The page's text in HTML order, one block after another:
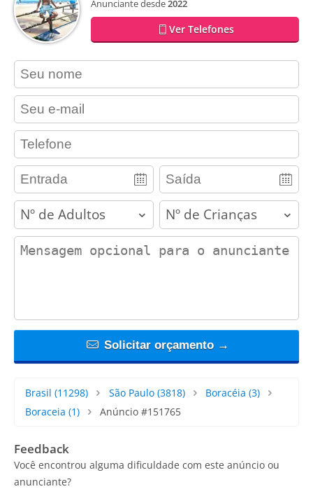
Anunciante desde2022
Ver Telefones
contact_name
contact_email
contact_phone
adults children
contact_message
Solicitar orçamento →
Brasil (11298) São Paulo(3818) Boracéia (3)
Boraceia (1) Anúncio #151765
Feedback
Você encontrou alguma dificuldade com este anúncio ou
anunciante?